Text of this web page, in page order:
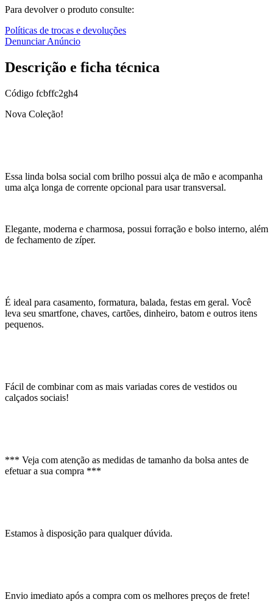
Para devolver o produto consulte:
Políticas de trocas e devoluções
Denunciar Anúncio
Descrição e ficha técnica
Código fcbffc2gh4
Nova Coleção!
Essa linda bolsa social com brilho possui alça de mão e acompanha
uma alça longa de corrente opcional para usar transversal.
Elegante, moderna e charmosa, possui forração e bolso interno, além
de fechamento de zíper.
É ideal para casamento, formatura, balada, festas em geral. Você
leva seu smartfone, chaves, cartões, dinheiro, batom e outros itens
pequenos.
Fácil de combinar com as mais variadas cores de vestidos ou
calçados sociais!
*** Veja com atenção as medidas de tamanho da bolsa antes de
efetuar a sua compra ***
Estamos à disposição para qualquer dúvida.
Envio imediato após a compra com os melhores preços de frete!